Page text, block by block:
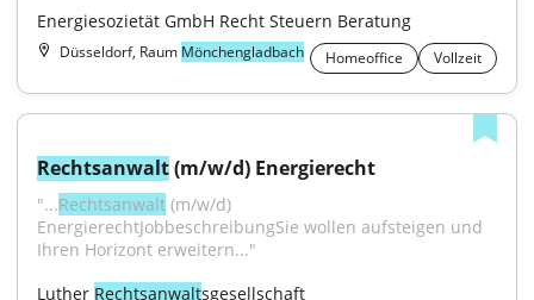
Energiesozietät GmbH Recht Steuern Beratung
Düsseldorf, Raum Mönchengladbach Homeoffice Vollzeit
Rechtsanwalt (m/w/d) Energierecht
"...Rechtsanwalt (m/w/d)
EnergierechtJobbeschreibungSie wollen aufsteigen und
Ihren Horizont erweitern..."
Luther Rechtsanwaltsgesellschaft